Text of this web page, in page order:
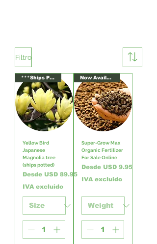
Filtro
***Ships Potted***
Yellow Bird
Japanese
Magnolia tree
(ships potted)
Desde USD 89.95
Precio de oferta
IVA excluido
Now Available!
Super-Grow Max
Organic Fertilizer
For Sale Online
Desde USD 9.95
Precio de oferta
IVA excluido